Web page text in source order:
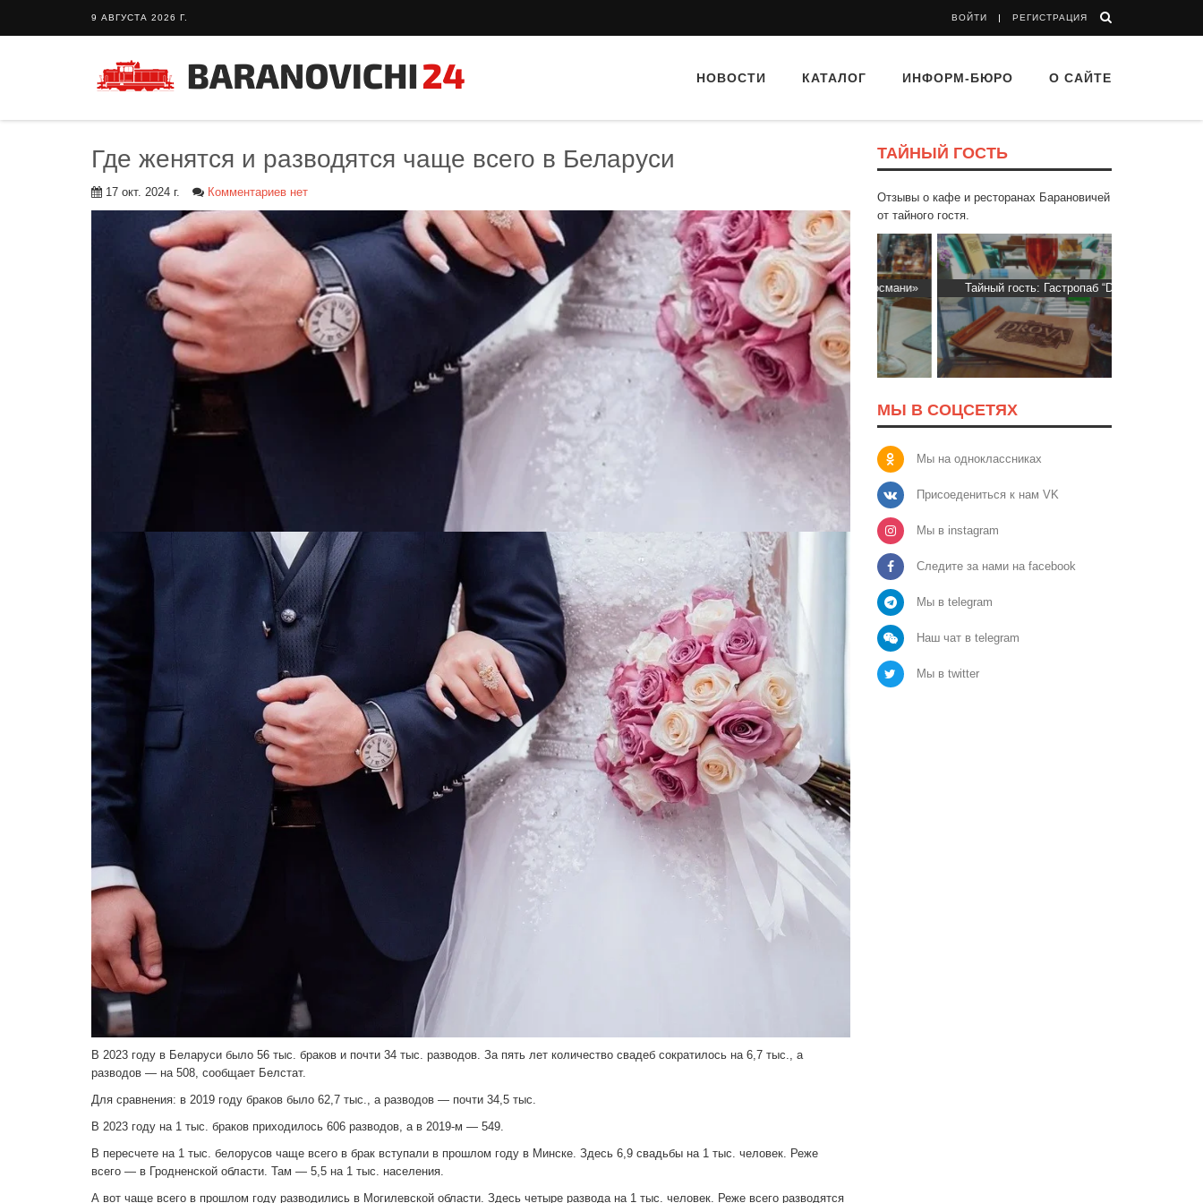
9 АВГУСТА 2026 Г. ВОЙТИ РЕГИСТРАЦИЯ
НОВОСТИ КАТАЛОГ ИНФОРМ-БЮРО О САЙТЕ
Где женятся и разводятся чаще всего в Беларуси
17 окт. 2024 г. Комментариев нет
В 2023 году в Беларуси было 56 тыс. браков и почти 34 тыс. разводов. За пять лет количество свадеб сократилось на 6,7 тыс., а
разводов — на 508, сообщает Белстат.
Для сравнения: в 2019 году браков было 62,7 тыс., а разводов — почти 34,5 тыс.
В 2023 году на 1 тыс. браков приходилось 606 разводов, а в 2019-м — 549.
В пересчете на 1 тыс. белорусов чаще всего в брак вступали в прошлом году в Минске. Здесь 6,9 свадьбы на 1 тыс. человек. Реже
всего — в Гродненской области. Там — 5,5 на 1 тыс. населения.
А вот чаще всего в прошлом году разводились в Могилевской области. Здесь четыре развода на 1 тыс. человек. Реже всего разводятся
ТАЙНЫЙ ГОСТЬ
Отзывы о кафе и ресторанах Барановичей
от тайного гостя.
Тайный гость: кафе «Автограф» Тайный гость: ресторан «Пиросмани» Тайный гость: Гастропаб “Drova”
МЫ В СОЦСЕТЯХ
Мы на одноклассниках
Присоедениться к нам VK
Мы в instagram
Следите за нами на facebook
Мы в telegram
Наш чат в telegram
Мы в twitter